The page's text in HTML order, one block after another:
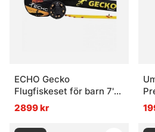
Shop på Hornsgatan 148 är väl
vill se prylarna på nära håll och
olika delar innan säsongen drar
Vanliga frågor om flugfiske
ECHO Gecko
Flugfiskeset för barn 7'9''
#5
2899 kr